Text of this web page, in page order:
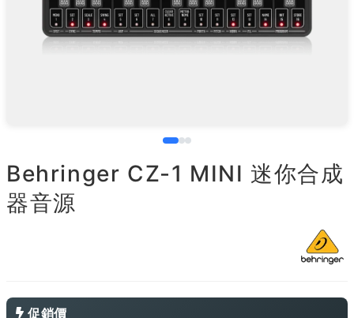
Behringer CZ-1 MINI 迷你合成
器音源
促銷價